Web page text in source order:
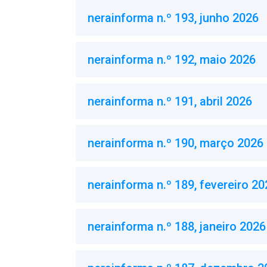
nerainforma n.º 193, junho 2026
nerainforma n.º 192, maio 2026
nerainforma n.º 191, abril 2026
nerainforma n.º 190, março 2026
nerainforma n.º 189, fevereiro
nerainforma n.º 188, janeiro 2026